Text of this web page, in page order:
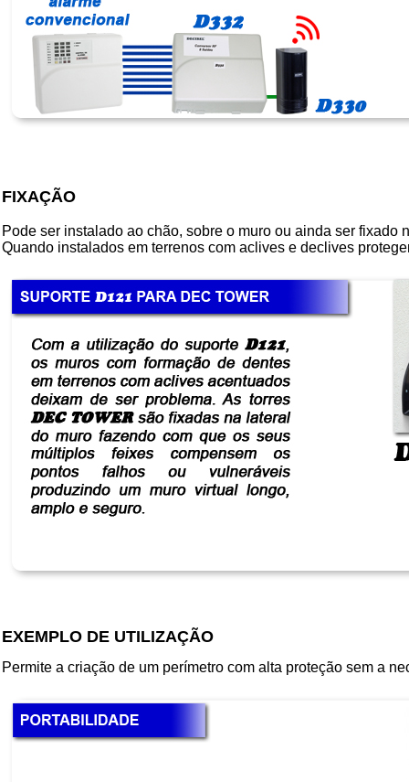
FIXAÇÃO
Pode ser instalado ao chão, sobre o muro ou ainda ser
Quando instalados em terrenos com aclives e declives
EXEMPLO DE UTILIZAÇÃO
Permite a criação de um perímetro com alta proteção sem a